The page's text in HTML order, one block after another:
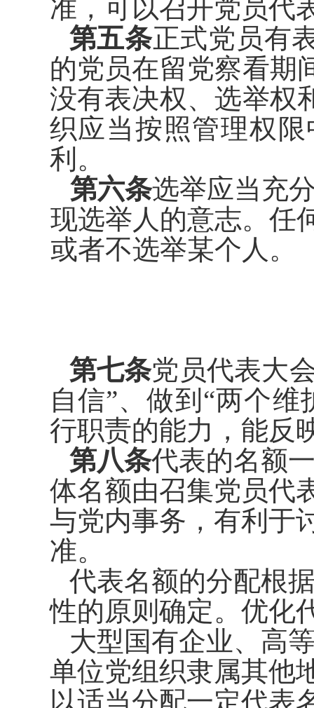
准，可以召开党员代
第五条正式党员有
的党员在留党察看期
没有表决权、选举权
织应当按照管理权
利。
第六条选举应当充
现选举人 的意志。任
或者不选举某个人。
第七条党员代表大
自信”、做到 “两个维
行职责的能力，能反
第八条代表的名额
体名额由召集党员代
与党内事务，有利于
准。
代表名额的分配根
性的原则 确定。优化
大型国有企业、高
单位党组织隶属其他
以适当分配一定代表